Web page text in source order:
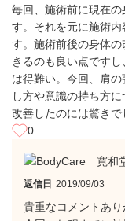
毎回、施術前に現在
す。それを元に施術
す。施術前後の身体
きるのも良い点です
は得難い。今回、肩
し方や意識の持ち方
改善したのには驚きで
0
返信日 2019/09/03
貴重なコメントあり